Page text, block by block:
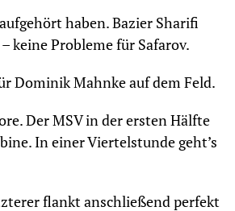
haben. Bazier Sharifi
keine Probleme für Safarov.
Dominik Mahnke auf dem Feld.
Der MSV in der ersten Hälfte
In einer Viertelstunde geht’s
flankt anschließend perfekt